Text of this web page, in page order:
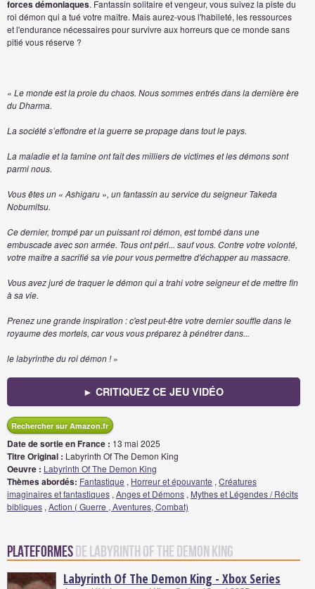
forces démoniaques. Fantassin solitaire et vengeur, vous suivez la piste du
roi démon qui a tué votre maître. Mais aurez-vous l'habileté, les ressources
et l'endurance nécessaires pour survivre aux horreurs que ce monde sans
pitié vous réserve ?
« Le monde est la proie du chaos. Nous sommes entrés dans la dernière ère
du Dharma.
La société s’effondre et la guerre se propage dans tout le pays.
La maladie et la famine ont fait des milliers de victimes et les démons sont
parmi nous.
Vous êtes un « Ashigaru », un fantassin au service du seigneur Takeda
Nobumitsu.
Ce dernier, trompé par un puissant roi démon, est tombé dans une
embuscade avec son armée. Tous ont péri... sauf vous. Contre votre volonté,
votre maître a sacrifié sa vie pour vous permettre d'échapper au massacre.
Vous avez juré de traquer le démon qui a trahi votre seigneur et de mettre fin
à sa vie.
Prenez une grande inspiration : c'est peut-être votre dernier souffle dans le
royaume des mortels, car vous vous préparez à pénétrer dans...
le labyrinthe du roi démon ! »
► CRITIQUEZ CE JEU VIDÉO
Rechercher sur Amazon.fr
Date de sortie en France : 13 mai 2025
Titre Original : Labyrinth Of The Demon King
Oeuvre : Labyrinth Of The Demon King
Thèmes abordés: Fantastique , Horreur et épouvante , Créatures
imaginaires et fantastiques , Anges et Démons , Mythes et Légendes / Récits
bibliques , Action ( Guerre , Aventures, Combat)
Plateformesde Labyrinth Of The Demon King
Labyrinth Of The Demon King - Xbox Series